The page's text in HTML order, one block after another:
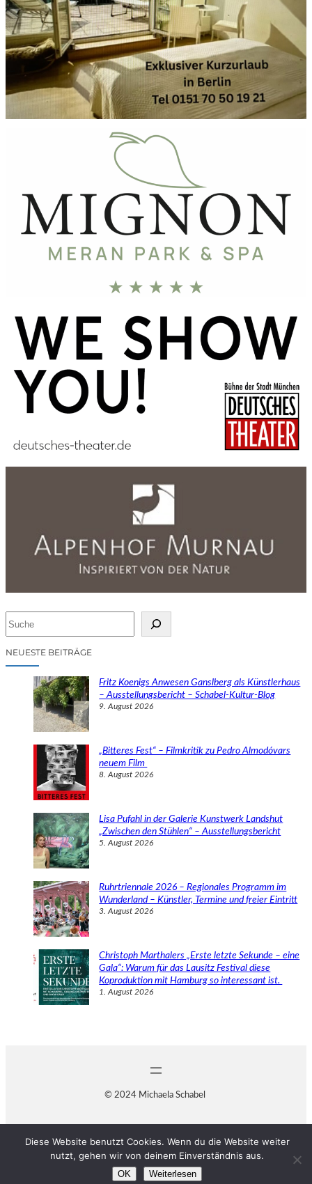
cNEUESTE BEITRÄGE
Fritz Koenigs Anwesen Ganslberg als Künstlerhaus
– Ausstellungsbericht – Schabel-Kultur-Blog
9. August 2026
„Bitteres Fest“ – Filmkritik zu Pedro Almodóvars
neuem Film
8. August 2026
Lisa Pufahl in der Galerie Kunstwerk Landshut
„Zwischen den Stühlen“ – Ausstellungsbericht
5. August 2026
Ruhrtriennale 2026 – Regionales Programm im
Wunderland – Künstler, Termine und freier Eintritt
3. August 2026
Christoph Marthalers „Erste letzte Sekunde – eine
Gala“: Warum für das Lausitz Festival diese
Koproduktion mit Hamburg so interessant ist.
1. August 2026
© 2024 Michaela Schabel
Diese Website benutzt Cookies. Wenn du die Website weiter
nutzt, gehen wir von deinem Einverständnis aus.
OK Weiterlesen